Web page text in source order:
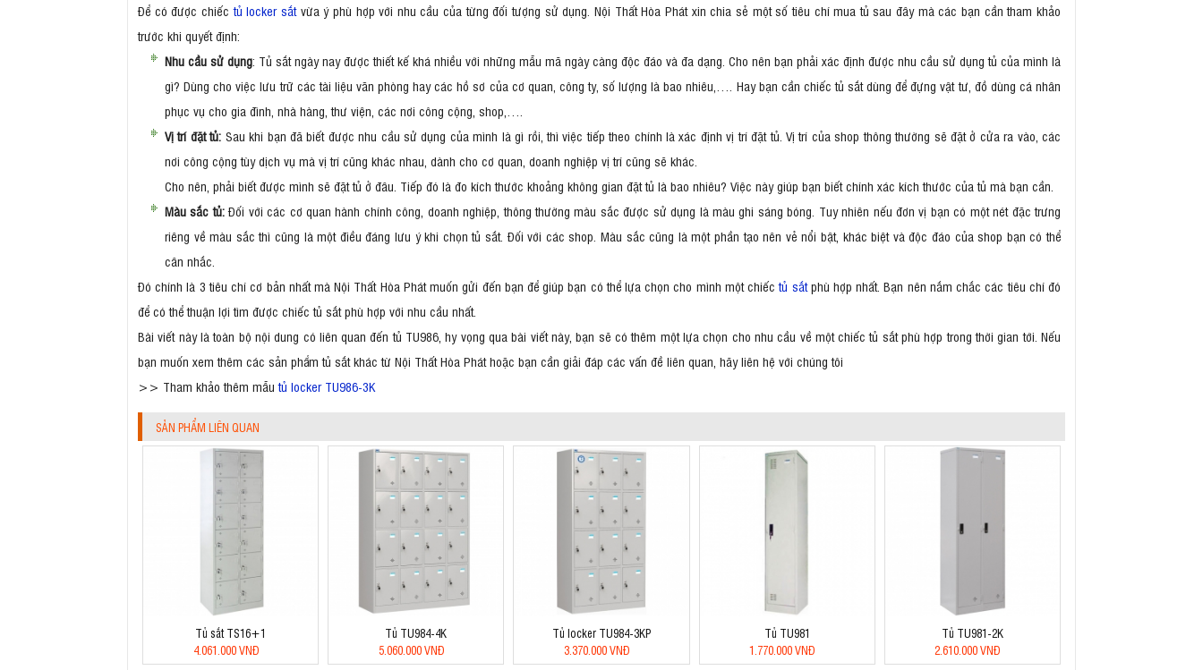
Để có được chiếctủ locker sắtvừa ý phù hợp với nhu cầu của từng đối tượng sử dụng. Nội Thất Hòa Phát xin chia sẻ một số tiêu chí mua tủ sau đây mà các bạn cần tham khảo
trước khi quyết định:
Nhu cầu sử dụng: Tủ sắt ngày nay được thiết kế khá nhiều với những mẫu mã ngày càng độc đáo và đa dạng. Cho nên bạn phải xác định được nhu cầu sử dụng tủ của mình là
gì? Dùng cho việc lưu trữ các tài liệu văn phòng hay các hồ sơ của cơ quan, công ty, số lượng là bao nhiêu,…. Hay bạn cần chiếc tủ sắt dùng để đựng vật tư, đồ dùng cá nhân
phục vụ cho gia đình, nhà hàng, thư viện, các nơi công cộng, shop,….
Vị trí đặt tủ: Sau khi bạn đã biết được nhu cầu sử dụng của mình là gì rồi, thì việc tiếp theo chính là xác định vị trí đặt tủ. Vị trí của shop thông thường sẽ đặt ở cửa ra vào, các
nơi công cộng tùy dịch vụ mà vị trí cũng khác nhau, dành cho cơ quan, doanh nghiệp vị trí cũng sẽ khác.
Cho nên, phải biết được mình sẽ đặt tủ ở đâu. Tiếp đó là đo kích thước khoảng không gian đặt tủ là bao nhiêu? Việc này giúp bạn biết chính xác kích thước của tủ mà bạn cần.
Màu sắc tủ:Đối với các cơ quan hành chính công, doanh nghiệp, thông thường màu sắc được sử dụng là màu ghi sáng bóng. Tuy nhiên nếu đơn vị bạn có một nét đặc trưng
riêng về màu sắc thì cũng là một điều đáng lưu ý khi chọn tủ sắt. Đối với các shop. Màu sắc cũng là một phần tạo nên vẻ nổi bật, khác biệt và độc đáo của shop bạn có thể
cân nhắc.
Đó chính là 3 tiêu chí cơ bản nhất mà Nội Thất Hòa Phát muốn gửi đến bạn để giúp bạn có thể lựa chọn cho mình một chiếctủ sắtphù hợp nhất. Bạn nên nắm chắc các tiêu chí đó
để có thể thuận lợi tìm được chiếc tủ sắt phù hợp với nhu cầu nhất.
Bài viết này là toàn bộ nội dung có liên quan đến tủ TU986, hy vọng qua bài viết này, bạn sẽ có thêm một lựa chọn cho nhu cầu về một chiếc tủ sắt phù hợp trong thời gian tới. Nếu
bạn muốn xem thêm các sản phẩm tủ sắt khác từ Nội Thất Hòa Phát hoặc bạn cần giải đáp các vấn đề liên quan, hãy liên hệ với chúng tôi
>> Tham khảo thêm mẫutủ locker TU986-3K
SẢN PHẨM LIÊN QUAN
Tủ sắt TS16+1
4.061.000 VNĐ
Tủ TU984-4K
5.060.000 VNĐ
Tủ locker TU984-3KP
3.370.000 VNĐ
Tủ TU981
1.770.000 VNĐ
Tủ TU981-2K
2.610.000 VNĐ